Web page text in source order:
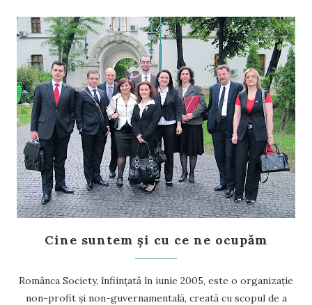
Cine suntem și cu ce ne ocupăm
Românca Society, înființată în iunie 2005, este o organizație
non-profit și non-guvernamentală, creată cu scopul de a